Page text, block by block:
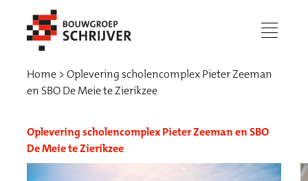
menu
Home
Oplevering scholencomplex Pieter Zeeman
en SBO De Meie te Zierikzee
Oplevering scholencomplex Pieter Zeeman en SBO
De Meie te Zierikzee